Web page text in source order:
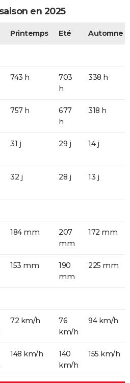
en 2025
Printemps Eté Automne
743 h
703
h
338 h
757 h
677
h
318 h
31 j 29 j 14 j
32 j 28 j 13 j
184 mm
207
mm
172 mm
153 mm
190
mm
225 mm
72 km/h
76
km/h
94 km/h
148 km/h
140
km/h
155 km/h